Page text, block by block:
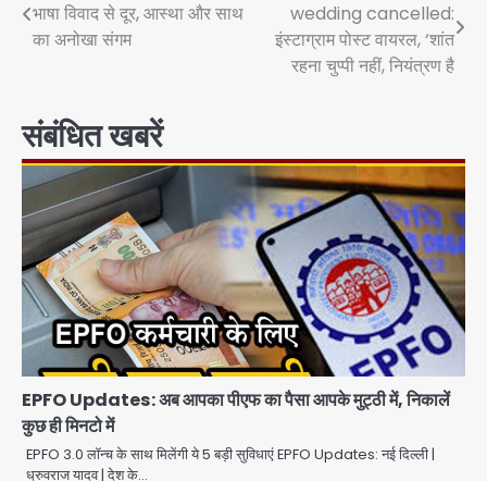
navigation
भाषा विवाद से दूर, आस्था और साथ
का अनोखा संगम
wedding cancelled:
इंस्टाग्राम पोस्ट वायरल, ‘शांत
रहना चुप्पी नहीं, नियंत्रण है
संबंधित खबरें
EPFO Updates: अब आपका पीएफ का पैसा आपके मुट्ठी में, निकालें
कुछ ही मिनटो में
EPFO 3.0 लॉन्च के साथ मिलेंगी ये 5 बड़ी सुविधाएं EPFO Updates: नई दिल्ली |
ध्रुवराज यादव | देश के…